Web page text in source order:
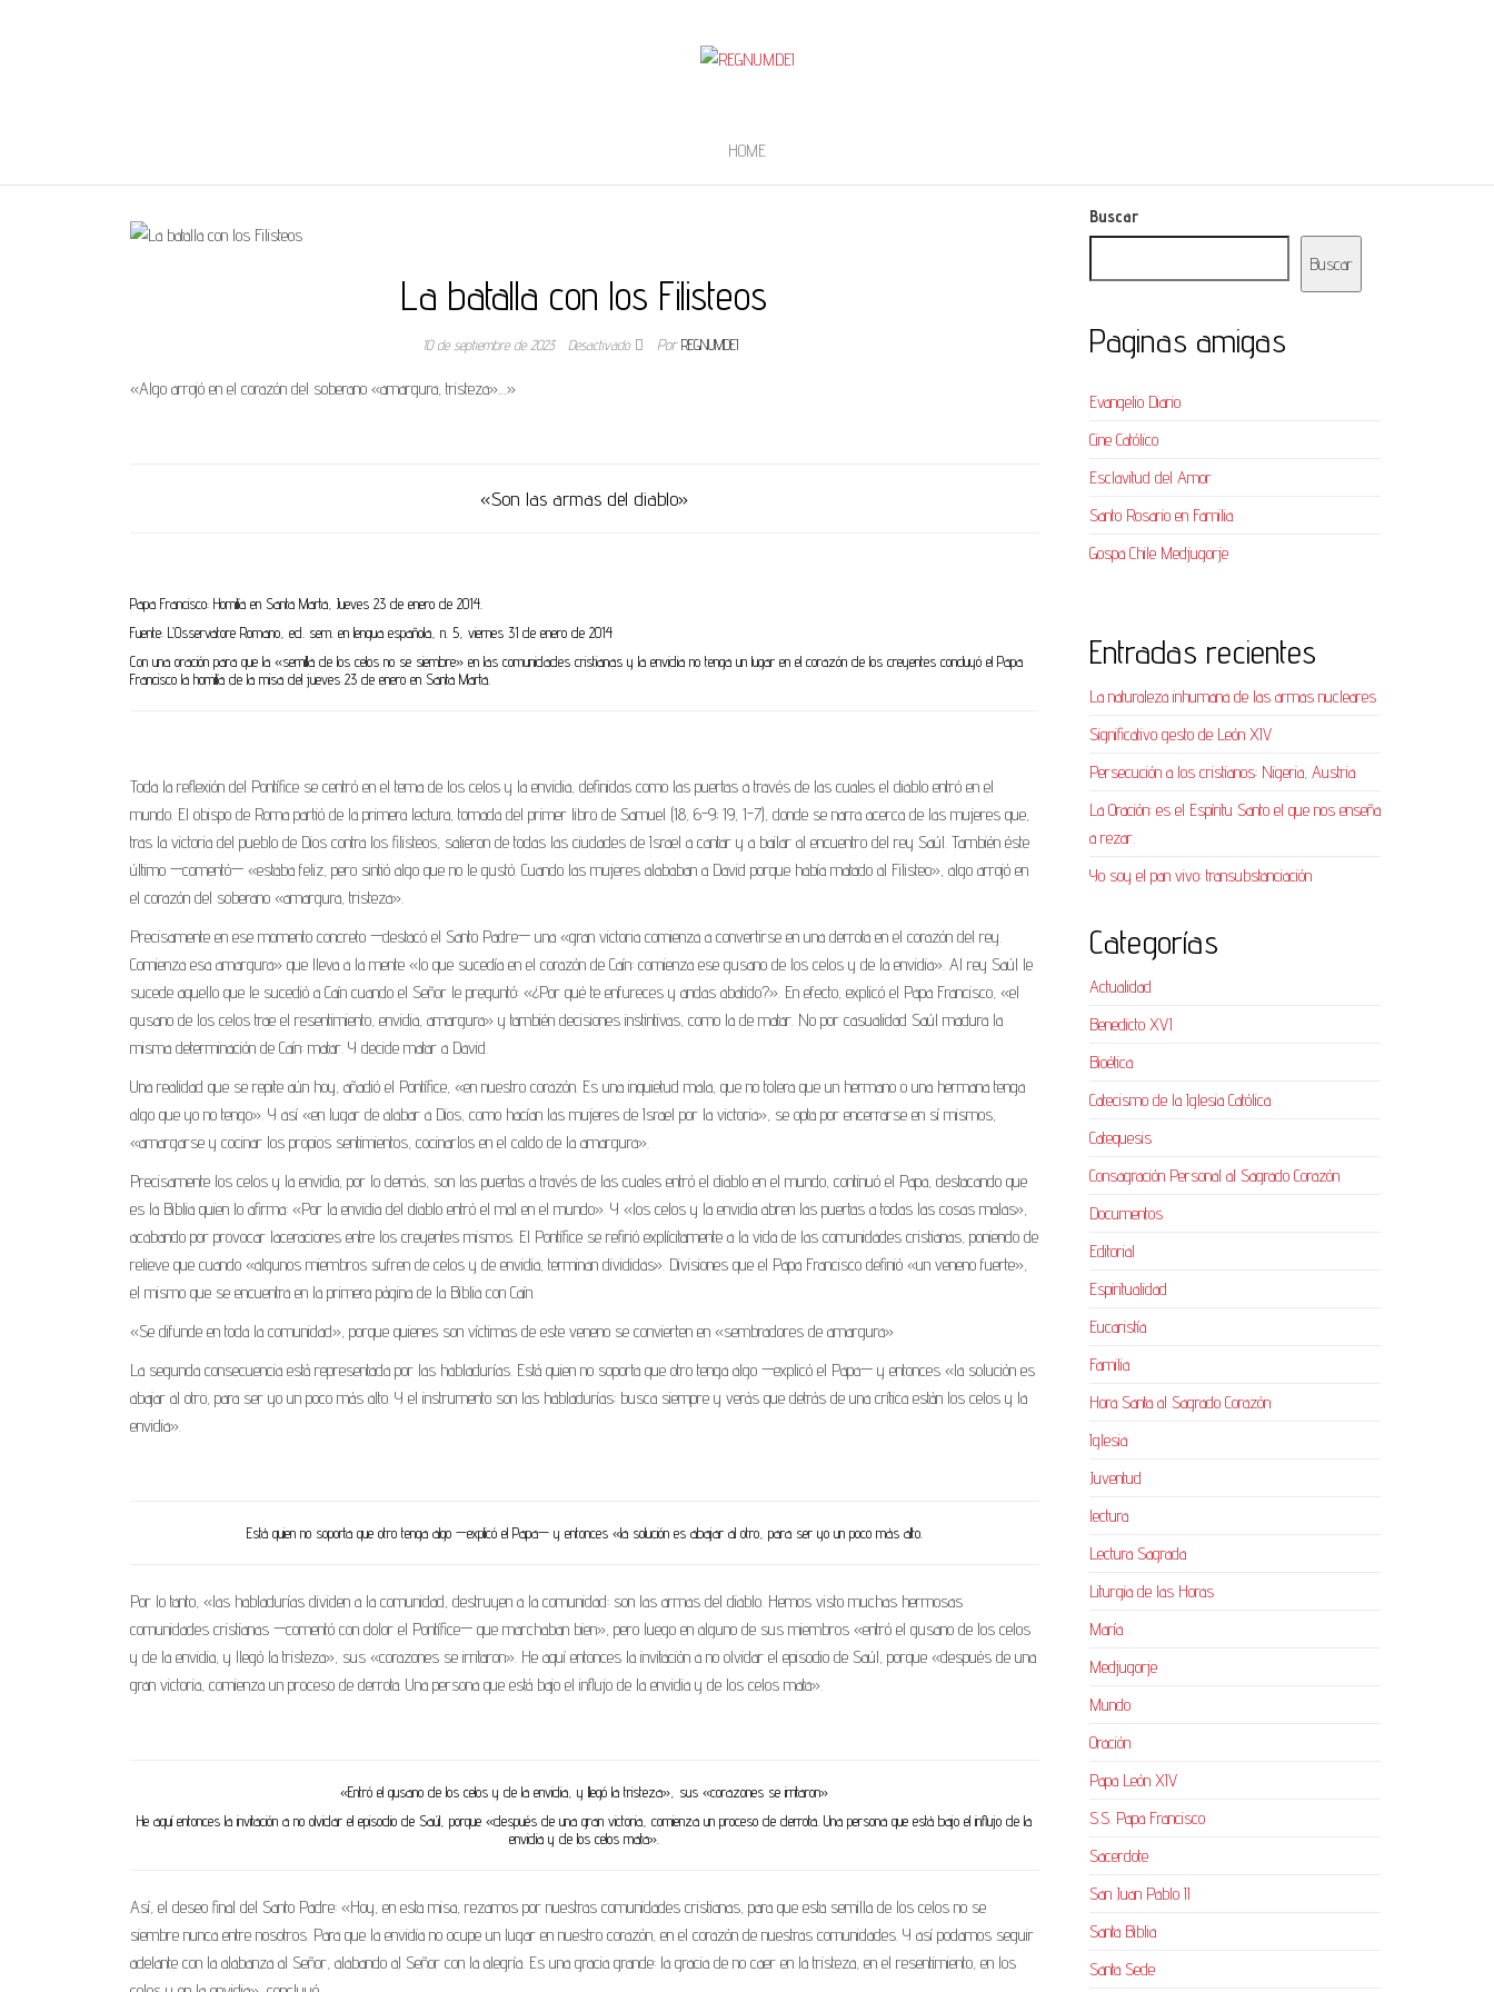
HOME
La batalla con los Filisteos
10 de septiembre de 2023 Desactivado Por REGNUMDEI
«Algo arrojó en el corazón del soberano «amargura, tristeza»…»
«Son las armas del diablo»
Papa Francisco: Homilía en Santa Marta, Jueves 23 de enero de 2014.
Fuente: L’Osservatore Romano, ed. sem. en lengua española, n. 5, viernes 31 de enero de 2014
Con una oración para que la «semilla de los celos no se siembre» en las comunidades cristianas y la envidia no tenga un lugar en el corazón de los creyentes concluyó el Papa
Francisco la homilía de la misa del jueves 23 de enero en Santa Marta.
Toda la reflexión del Pontífice se centró en el tema de los celos y la envidia, definidas como las puertas a través de las cuales el diablo entró en el
mundo. El obispo de Roma partió de la primera lectura, tomada del primer libro de Samuel (18, 6-9; 19, 1-7), donde se narra acerca de las mujeres que,
tras la victoria del pueblo de Dios contra los filisteos, salieron de todas las ciudades de Israel a cantar y a bailar al encuentro del rey Saúl. También éste
último —comentó— «estaba feliz, pero sintió algo que no le gustó. Cuando las mujeres alababan a David porque había matado al Filisteo», algo arrojó en
el corazón del soberano «amargura, tristeza».
Precisamente en ese momento concreto —destacó el Santo Padre— una «gran victoria comienza a convertirse en una derrota en el corazón del rey.
Comienza esa amargura» que lleva a la mente «lo que sucedía en el corazón de Caín: comienza ese gusano de los celos y de la envidia». Al rey Saúl le
sucede aquello que le sucedió a Caín cuando el Señor le preguntó: «¿Por qué te enfureces y andas abatido?». En efecto, explicó el Papa Francisco, «el
gusano de los celos trae el resentimiento, envidia, amargura» y también decisiones instintivas, como la de matar. No por casualidad Saúl madura la
misma determinación de Caín: matar. Y decide matar a David.
Una realidad que se repite aún hoy, añadió el Pontífice, «en nuestro corazón. Es una inquietud mala, que no tolera que un hermano o una hermana tenga
algo que yo no tengo». Y así «en lugar de alabar a Dios, como hacían las mujeres de Israel por la victoria», se opta por encerrarse en sí mismos,
«amargarse y cocinar los propios sentimientos, cocinarlos en el caldo de la amargura».
Precisamente los celos y la envidia, por lo demás, son las puertas a través de las cuales entró el diablo en el mundo, continuó el Papa, destacando que
es la Biblia quien lo afirma: «Por la envidia del diablo entró el mal en el mundo». Y «los celos y la envidia abren las puertas a todas las cosas malas»,
acabando por provocar laceraciones entre los creyentes mismos. El Pontífice se refirió explícitamente a la vida de las comunidades cristianas, poniendo de
relieve que cuando «algunos miembros sufren de celos y de envidia, terminan divididas». Divisiones que el Papa Francisco definió «un veneno fuerte»,
el mismo que se encuentra en la primera página de la Biblia con Caín.
«Se difunde en toda la comunidad», porque quienes son víctimas de este veneno se convierten en «sembradores de amargura»
La segunda consecuencia está representada por las habladurías. Está quien no soporta que otro tenga algo —explicó el Papa— y entonces «la solución es
abajar al otro, para ser yo un poco más alto. Y el instrumento son las habladurías: busca siempre y verás que detrás de una crítica están los celos y la
envidia».
Está quien no soporta que otro tenga algo —explicó el Papa— y entonces «la solución es abajar al otro, para ser yo un poco más alto.
Por lo tanto, «las habladurías dividen a la comunidad, destruyen a la comunidad: son las armas del diablo. Hemos visto muchas hermosas
comunidades cristianas —comentó con dolor el Pontífice— que marchaban bien», pero luego en alguno de sus miembros «entró el gusano de los celos
y de la envidia, y llegó la tristeza», sus «corazones se irritaron». He aquí entonces la invitación a no olvidar el episodio de Saúl, porque «después de una
gran victoria, comienza un proceso de derrota. Una persona que está bajo el influjo de la envidia y de los celos mata».
«Entró el gusano de los celos y de la envidia, y llegó la tristeza», sus «corazones se irritaron»
He aquí entonces la invitación a no olvidar el episodio de Saúl, porque «después de una gran victoria, comienza un proceso de derrota. Una persona que está bajo el influjo de la
envidia y de los celos mata».
Así, el deseo final del Santo Padre: «Hoy, en esta misa, rezamos por nuestras comunidades cristianas, para que esta semilla de los celos no se
siembre nunca entre nosotros. Para que la envidia no ocupe un lugar en nuestro corazón, en el corazón de nuestras comunidades. Y así podamos seguir
adelante con la alabanza al Señor, alabando al Señor con la alegría. Es una gracia grande: la gracia de no caer en la tristeza, en el resentimiento, en los
Buscar
Buscar
Paginas amigas
Evangelio Diario
Cine Católico
Esclavitud del Amor
Santo Rosario en Familia
Gospa Chile Medjugorje
Entradas recientes
La naturaleza inhumana de las armas nucleares
Significativo gesto de León XIV
Persecución a los cristianos: Nigeria, Austria
La Oración: es el Espíritu Santo el que nos enseña
a rezar.
Yo soy el pan vivo: transubstanciación
Categorías
Actualidad
Benedicto XVI
Bioética
Catecismo de la Iglesia Católica
Catequesis
Consagración Personal al Sagrado Corazón
Documentos
Editorial
Espiritualidad
Eucaristía
Familia
Hora Santa al Sagrado Corazón
Iglesia
Juventud
lectura
Lectura Sagrada
Liturgia de las Horas
María
Medjugorje
Mundo
Oración
Papa León XIV
S.S. Papa Francisco
Sacerdote
San Juan Pablo II
Santa Biblia
Santa Sede